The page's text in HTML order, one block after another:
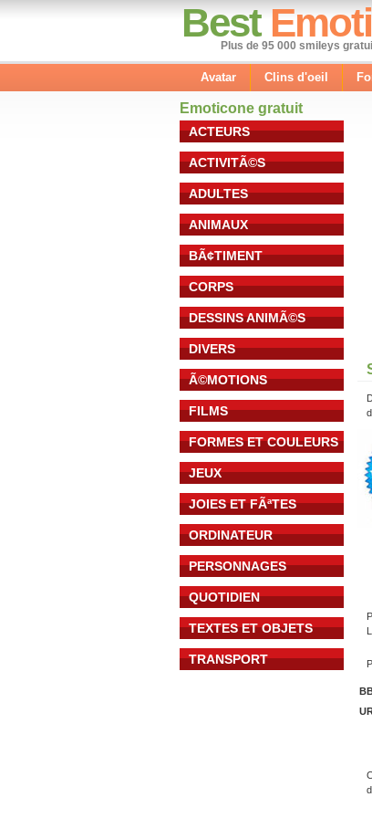
Best
Plus de 95 000 smileys
Avatar Clins d'oeil
Emoticone gratuit
ACTEURS
ACTIVITÃ©S
ADULTES
ANIMAUX
BÃ¢TIMENT
CORPS
DESSINS ANIMÃ©S
DIVERS
Ã©MOTIONS
FILMS
FORMES ET COULEURS
JEUX
JOIES ET FÃªTES
ORDINATEUR
PERSONNAGES
QUOTIDIEN
TEXTES ET OBJETS
TRANSPORT